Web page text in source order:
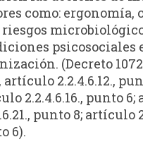
como: ergonomía,
riesgos
psicosociales
(Decreto
artículo 2.2.4.6.12.,
2.2.4.6.16., punto
punto 8; artículo
6).